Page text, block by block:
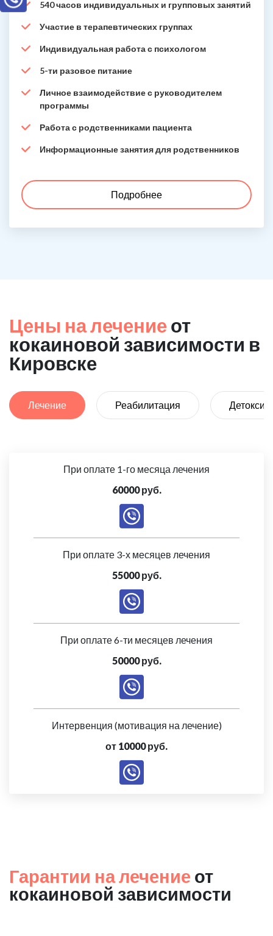
540 часов индивидуальных и групповых занятий
Участие в терапевтических группах
Индивидуальная работа с психологом
5-ти разовое питание
Личное взаимодействие с руководителем
программы
Работа с родственниками пациента
Информационные занятия для родственников
Подробнее
Цены на лечение от
кокаиновой зависимости в
Кировске
Лечение Реабилитация
При оплате 1-го месяца лечения
60000 руб.
При оплате 3-х месяцев лечения
55000 руб.
При оплате 6-ти месяцев лечения
50000 руб.
Интервенция (мотивация на лечение)
от 10000 руб.
Гарантии на лечение от
кокаиновой зависимости